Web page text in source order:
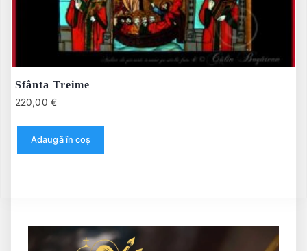
Sfânta Treime
220,00 €
Adaugă în coș